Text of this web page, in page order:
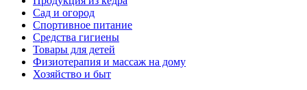
Сад и огород
Спортивное питание
Средства гигиены
Товары для детей
Физиотерапия и массаж на дому
Хозяйство и быт